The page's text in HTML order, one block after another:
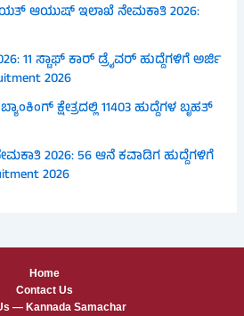
ಆಯುಷ್ ಇಲಾಖೆ ನೇಮಕಾತಿ 2026:
11 ಸ್ಟಾಫ್ ಕಾರ್ ಡ್ರೈವರ್ ಹುದ್ದೆಗಳಿಗೆ ಅರ್ಜಿ
2026
ಕ್ಷೇತ್ರದಲ್ಲಿ 11403 ಹುದ್ದೆಗಳ ಬೃಹತ್
2026: 56 ಆನೆ ಕವಾಡಿಗ ಹುದ್ದೆಗಳಿಗೆ
2026
Home
Contact Us
— Kannada Samachar